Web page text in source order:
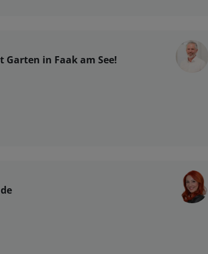
Garten in Faak am See!